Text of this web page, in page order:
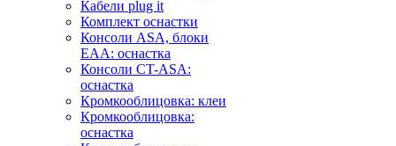
Кабели plug it
Комплект оснастки
Консоли ASA, блоки
EAA: оснастка
Консоли CT-ASA:
оснастка
Кромкооблицовка: клеи
Кромкооблицовка:
оснастка